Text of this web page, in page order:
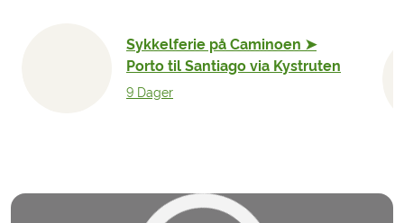
Sykkelferie på Caminoen ➤
Porto til Santiago via Kystruten
9 Dager